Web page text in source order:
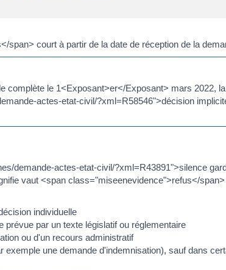
span> court à partir de la date de réception de la
complète le 1<Exposant>er</Exposant> mars 2022,
actes-etat-civil/?xml=R58546">décision
demande-actes-etat-civil/?xml=R43891">silence
vaut <span class="miseenevidence">refus</
individuelle
par un texte législatif ou réglementaire
ou d'un recours administratif
exemple une demande d'indemnisation), sauf dans